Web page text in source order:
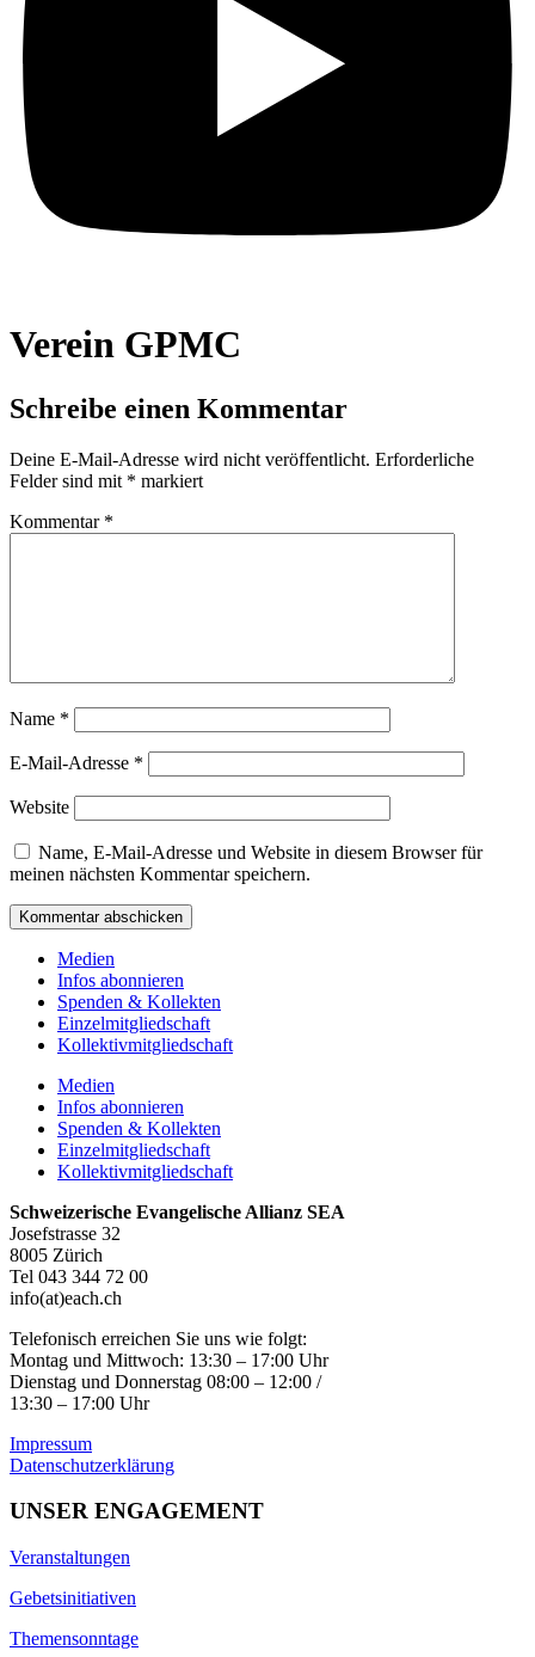
Verein GPMC
Schreibe einen Kommentar
Deine E-Mail-Adresse wird nicht veröffentlicht. Erforderliche
Felder sind mit * markiert
Kommentar *
Name *
E-Mail-Adresse *
Website
Name, E-Mail-Adresse und Website in diesem Browser für
meinen nächsten Kommentar speichern.
Medien
Infos abonnieren
Spenden & Kollekten
Einzelmitgliedschaft
Kollektivmitgliedschaft
Medien
Infos abonnieren
Spenden & Kollekten
Einzelmitgliedschaft
Kollektivmitgliedschaft
Schweizerische Evangelische Allianz SEA
Josefstrasse 32
8005 Zürich
Tel 043 344 72 00
info(at)each.ch
Telefonisch erreichen Sie uns wie folgt:
Montag und Mittwoch: 13:30 – 17:00 Uhr
Dienstag und Donnerstag 08:00 – 12:00 /
13:30 – 17:00 Uhr
Impressum
Datenschutzerklärung
UNSER ENGAGEMENT
Veranstaltungen
Gebetsinitiativen
Themensonntage